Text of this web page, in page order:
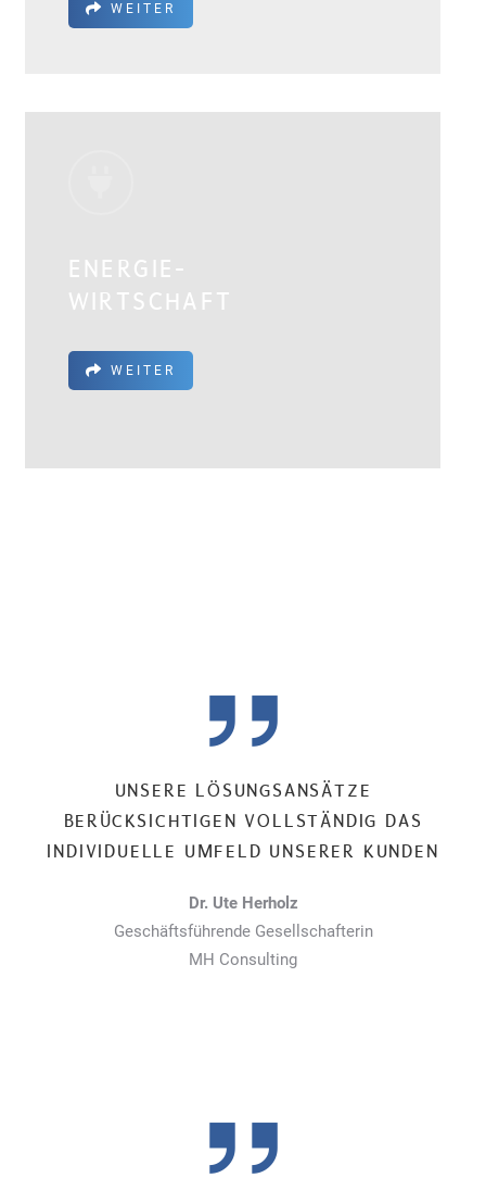
WEITER
ENERGIE-
WIRTSCHAFT
WEITER
UNSERE LÖSUNGSANSÄTZE
BERÜCKSICHTIGEN VOLLSTÄNDIG DAS
INDIVIDUELLE UMFELD UNSERER KUNDEN
Dr. Ute Herholz
Geschäftsführende Gesellschafterin
MH Consulting